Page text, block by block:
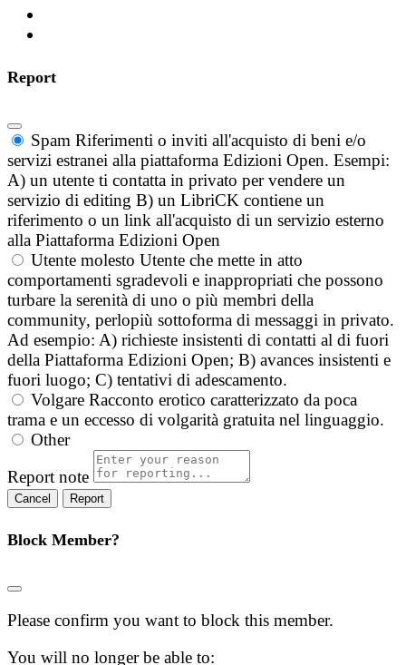
Report
Spam Riferimenti o inviti all'acquisto di beni e/o
servizi estranei alla piattaforma Edizioni Open. Esempi:
A) un utente ti contatta in privato per vendere un
servizio di editing B) un LibriCK contiene un
riferimento o un link all'acquisto di un servizio esterno
alla Piattaforma Edizioni Open
Utente molesto Utente che mette in atto
comportamenti sgradevoli e inappropriati che possono
turbare la serenità di uno o più membri della
community, perlopiù sottoforma di messaggi in privato.
Ad esempio: A) richieste insistenti di contatti al di fuori
della Piattaforma Edizioni Open; B) avances insistenti e
fuori luogo; C) tentativi di adescamento.
Volgare Racconto erotico caratterizzato da poca
trama e un eccesso di volgarità gratuita nel linguaggio.
Other
Report note
Report
Block Member?
Please confirm you want to block this member.
You will no longer be able to: